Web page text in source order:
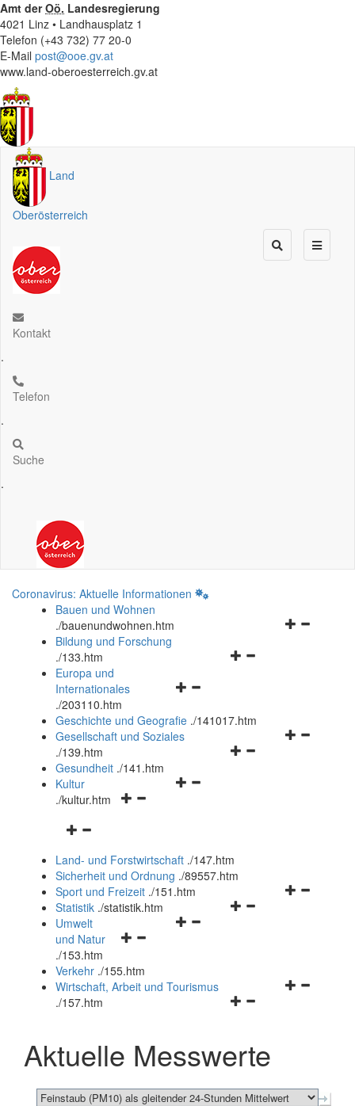
Amt derOö. Landesregierung
4021 Linz • Landhausplatz 1
Telefon (+43 732) 77 20-0
E-Mail post@ooe.gv.at
www.land-oberoesterreich.gv.at
Land
Oberösterreich
Kontakt
.
Telefon
.
Suche
.
Coronavirus: Aktuelle Informationen
Bauen und Wohnen
./bauenundwohnen.htm
Navigationsmenü
Bildung und Forschung
./133.htm
Navigationsmenü
und
schließen
Europa und
Internationales
./203110.htm
Geschichte und Geografie ./141017.htm
Navigationsmenü
Gesellschaft und Soziales
./139.htm
Navigationsmenü
Gesundheit ./141.htm
Navigationsmenü
Kultur
./kultur.htm
Navigationsmenü
und
schließen
Land- und Forstwirtschaft ./147.htm
Sicherheit und Ordnung ./89557.htm
Navigationsmenü
Sport und Freizeit ./151.htm
Navigationsmenü
Statistik ./statistik.htm
Navigationsmenü
und
schließen
Umwelt
und Natur
./153.htm
Verkehr ./155.htm
Navigationsmenü
schließen
Wirtschaft, Arbeit und Tourismus
./157.htm
Aktuelle Messwerte